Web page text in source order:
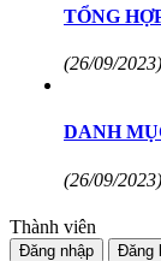
TỔNG
(26/09/2023)
DANH
(26/09/2023)
Thành viên
Đăng nhập Đăng